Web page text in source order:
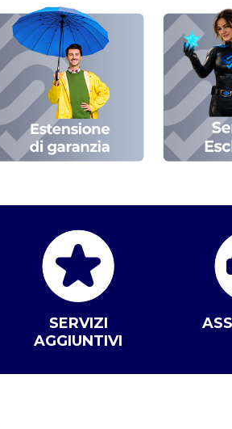
SERVIZI
AGGIUNTIVI